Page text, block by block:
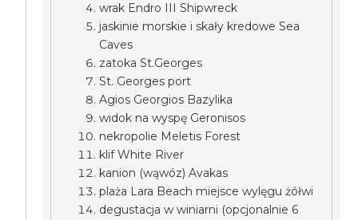
wrak Endro III Shipwreck
jaskinie morskie i skały kredowe Sea
Caves
zatoka St.Georges
St. Georges port
Agios Georgios Bazylika
widok na wyspę Geronisos
nekropolie Meletis Forest
klif White River
kanion (wąwóz) Avakas
plaża Lara Beach miejsce wylęgu żółwi
degustacja w winiarni (opcjonalnie 6